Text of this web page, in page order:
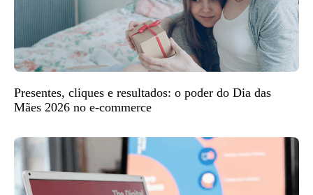
Presentes, cliques e resultados: o poder do Dia das
Mães 2026 no e-commerce